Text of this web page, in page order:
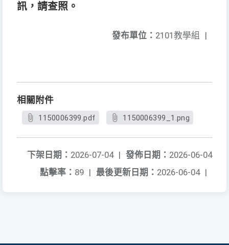
訊，請查照。
發布單位： 2101教學組 |
相關附件
1150006399.pdf 1150006399_1.png
發佈日期： 2026-06-04
下架日期： 2026-07-04 |
最後更新日期： 2026-06-04 |
點擊率： 89 |